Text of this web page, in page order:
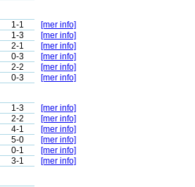
1-1
[mer info]
1-3
[mer info]
2-1
[mer info]
0-3
[mer info]
2-2
[mer info]
0-3 [mer info]
1-3
[mer info]
2-2
[mer info]
4-1
[mer info]
5-0
[mer info]
0-1
[mer info]
3-1 [mer info]